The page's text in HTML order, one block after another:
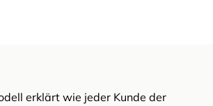
erklärt wie jeder Kunde der